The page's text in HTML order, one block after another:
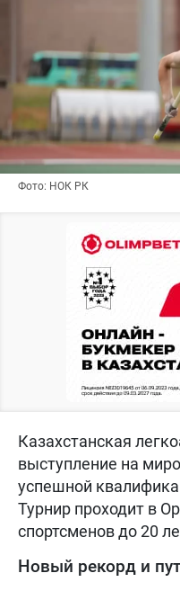
Фото: НОК РК
Казахстанская
выступление на
успешной
Турнир проходит в
спортсменов до 20
Новый рекорд и